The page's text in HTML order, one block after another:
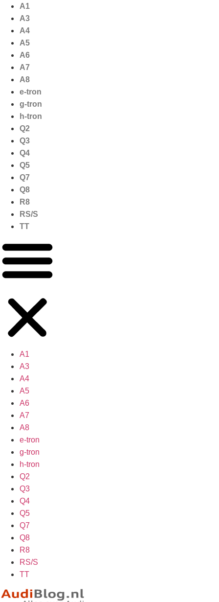
naar
inhoud
A1
A3
A4
A5
A6
A7
A8
e-tron
g-tron
h-tron
Q2
Q3
Q4
Q5
Q7
Q8
R8
RS/S
TT
A1
A3
A4
A5
A6
A7
A8
e-tron
g-tron
h-tron
Q2
Q3
Q4
Q5
Q7
Q8
R8
RS/S
TT